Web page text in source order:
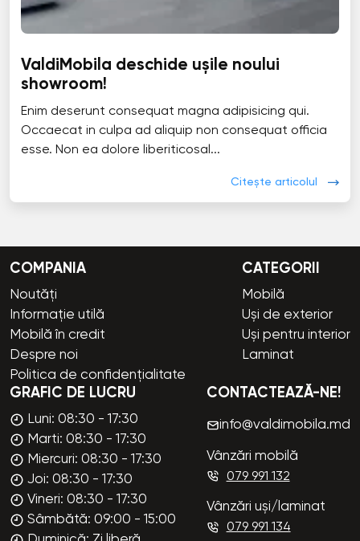
ValdiMobila deschide ușile noului
showroom!
Enim deserunt consequat magna adipisicing qui.
Occaecat in culpa ad aliquip non consequat officia
esse. Non ea dolore liberiticosal...
Citește articolul
COMPANIA
Noutăți
Informație utilă
Mobilă în credit
Despre noi
Politica de confidențialitate
CATEGORII
Mobilă
Uși de exterior
Uși pentru interior
Laminat
GRAFIC DE LUCRU
Luni: 08:30 - 17:30
Marti: 08:30 - 17:30
Miercuri: 08:30 - 17:30
Joi: 08:30 - 17:30
Vineri: 08:30 - 17:30
Sâmbătă: 09:00 - 15:00
CONTACTEAZĂ-NE!
info@valdimobila.md
Vânzări mobilă
079 991 132
Vânzări uși/laminat
079 991 134